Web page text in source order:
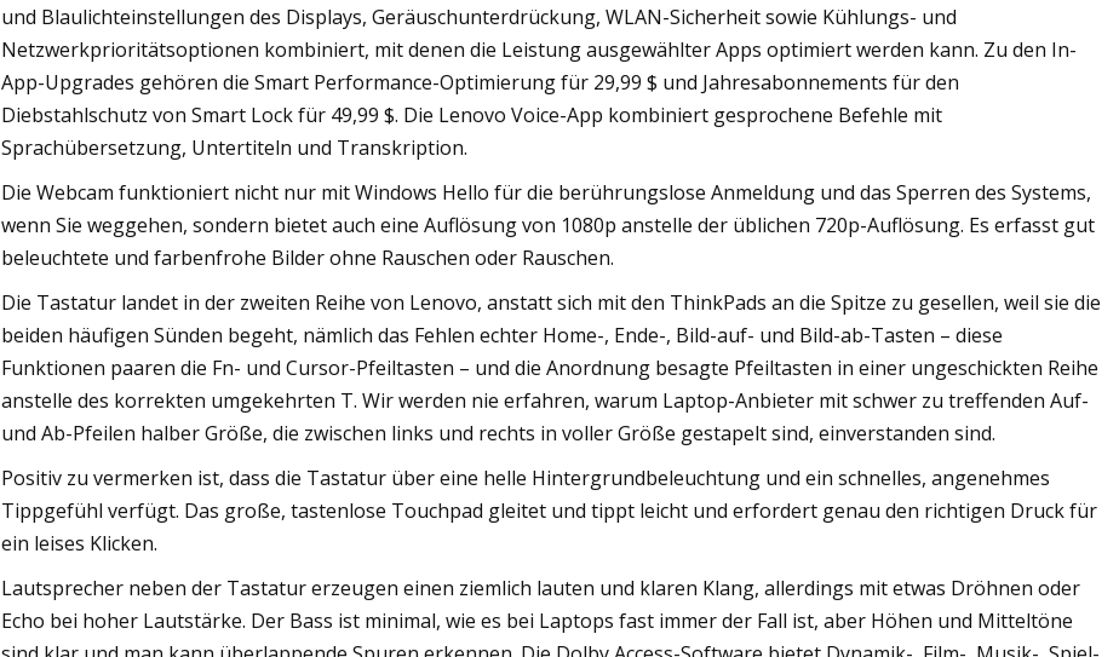
und Blaulichteinstellungen des Displays, Geräuschunterdrückung, WLAN-Sicherheit sowie Kühlungs- und
Netzwerkprioritätsoptionen kombiniert, mit denen die Leistung ausgewählter Apps optimiert werden kann. Zu den In-
App-Upgrades gehören die Smart Performance-Optimierung für 29,99 $ und Jahresabonnements für den
Diebstahlschutz von Smart Lock für 49,99 $. Die Lenovo Voice-App kombiniert gesprochene Befehle mit
Sprachübersetzung, Untertiteln und Transkription.
Die Webcam funktioniert nicht nur mit Windows Hello für die berührungslose Anmeldung und das Sperren des Systems,
wenn Sie weggehen, sondern bietet auch eine Auflösung von 1080p anstelle der üblichen 720p-Auflösung. Es erfasst gut
beleuchtete und farbenfrohe Bilder ohne Rauschen oder Rauschen.
Die Tastatur landet in der zweiten Reihe von Lenovo, anstatt sich mit den ThinkPads an die Spitze zu gesellen, weil sie die
beiden häufigen Sünden begeht, nämlich das Fehlen echter Home-, Ende-, Bild-auf- und Bild-ab-Tasten – diese
Funktionen paaren die Fn- und Cursor-Pfeiltasten – und die Anordnung besagte Pfeiltasten in einer ungeschickten Reihe
anstelle des korrekten umgekehrten T. Wir werden nie erfahren, warum Laptop-Anbieter mit schwer zu treffenden Auf-
und Ab-Pfeilen halber Größe, die zwischen links und rechts in voller Größe gestapelt sind, einverstanden sind.
Positiv zu vermerken ist, dass die Tastatur über eine helle Hintergrundbeleuchtung und ein schnelles, angenehmes
Tippgefühl verfügt. Das große, tastenlose Touchpad gleitet und tippt leicht und erfordert genau den richtigen Druck für
ein leises Klicken.
Lautsprecher neben der Tastatur erzeugen einen ziemlich lauten und klaren Klang, allerdings mit etwas Dröhnen oder
Echo bei hoher Lautstärke. Der Bass ist minimal, wie es bei Laptops fast immer der Fall ist, aber Höhen und Mitteltöne